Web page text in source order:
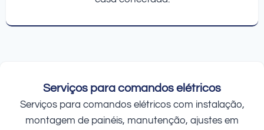
Serviços para comandos elétricos
Serviços para comandos elétricos com instalação,
montagem de painéis, manutenção, ajustes em